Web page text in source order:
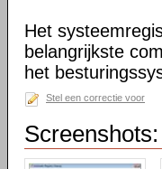
Het
belangrijkste
het
Stel een correctie voor
Screenshots: